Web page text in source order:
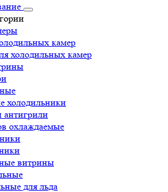
камер
холодильных камер
холодильники
антигрили
охлаждаемые
витрины
для льда